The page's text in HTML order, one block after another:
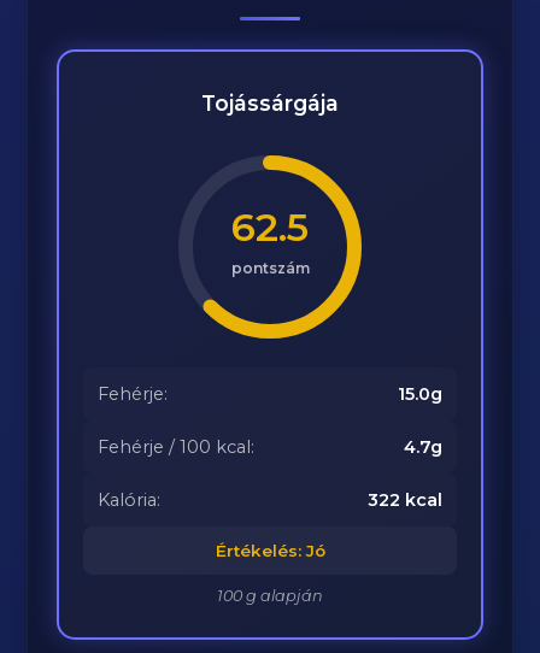
Tojássárgája
62.5
pontszám
Fehérje: 15.0g
Fehérje / 100 kcal: 4.7g
Kalória: 322 kcal
Értékelés: Jó
100 g alapján